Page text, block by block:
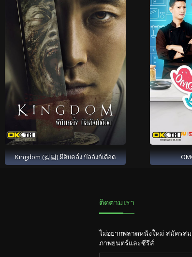
Kingdom (킹덤) ผีดิบคลั่ง บัลลังก์เดือด
ติดตามเรา
ไม่อยากพลาดหนังใหม่ สมัครส
ภาพยนตร์และซีรีส์